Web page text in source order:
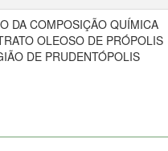
DA COMPOSIÇÃO QUÍMICA
OLEOSO DE PRÓPOLIS
DE PRUDENTÓPOLIS